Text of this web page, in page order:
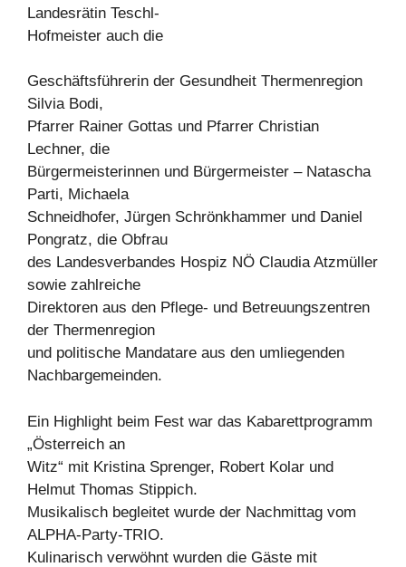
Landesrätin Teschl-
Hofmeister auch die
Geschäftsführerin der Gesundheit Thermenregion
Silvia Bodi,
Pfarrer Rainer Gottas und Pfarrer Christian
Lechner, die
Bürgermeisterinnen und Bürgermeister – Natascha
Parti, Michaela
Schneidhofer, Jürgen Schrönkhammer und Daniel
Pongratz, die Obfrau
des Landesverbandes Hospiz NÖ Claudia Atzmüller
sowie zahlreiche
Direktoren aus den Pflege- und Betreuungszentren
der Thermenregion
und politische Mandatare aus den umliegenden
Nachbargemeinden.
Ein Highlight beim Fest war das Kabarettprogramm
„Österreich an
Witz“ mit Kristina Sprenger, Robert Kolar und
Helmut Thomas Stippich.
Musikalisch begleitet wurde der Nachmittag vom
ALPHA-Party-TRIO.
Kulinarisch verwöhnt wurden die Gäste mit